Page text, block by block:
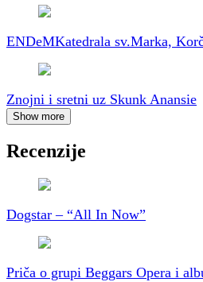
ENDeMKatedrala sv.Marka,
Znojni i sretni uz Skunk Anansie
Show more
Recenzije
Dogstar – “All In Now”
Priča o grupi Beggars Opera i